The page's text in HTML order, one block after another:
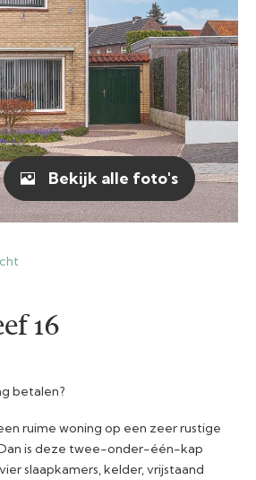
16
betalen?
ruime woning op een zeer rustige
is deze twee-onder-één-kap
slaapkamers, kelder, vrijstaand
Bekijk alle foto's